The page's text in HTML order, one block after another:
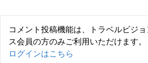
コメント投稿機能は、トラベルビジ
ス会員の方のみご利用いただけます。
ログインはこちら